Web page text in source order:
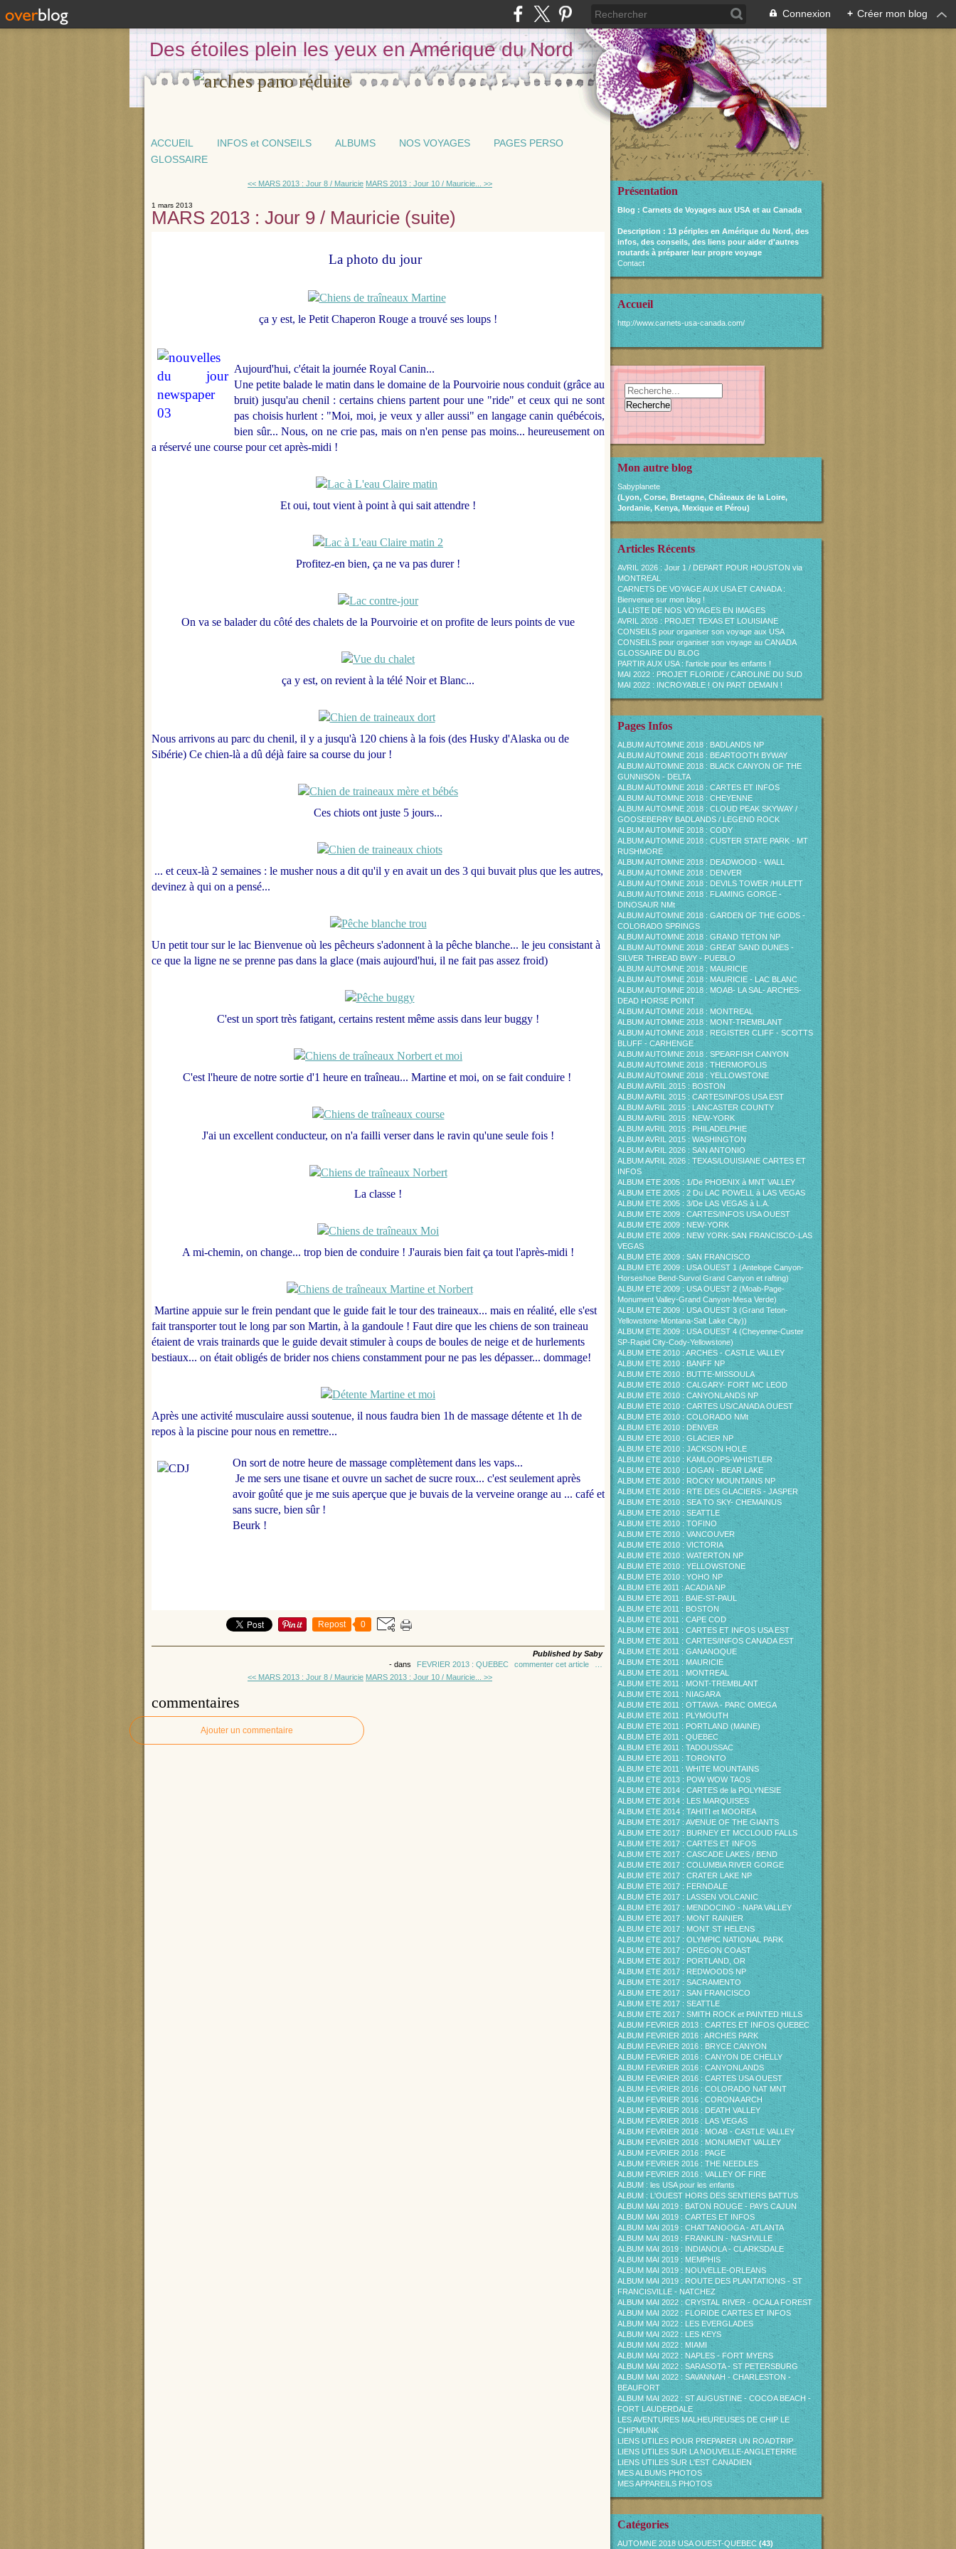
Connexion + Créer mon blog
Des étoiles plein les yeux en Amérique du Nord
ACCUEIL INFOS et CONSEILS ALBUMS NOS VOYAGES
PAGES PERSO
GLOSSAIRE
<< MARS 2013 : Jour 8 / Mauricie MARS 2013 : Jour 10 / Mauricie... >>
1 mars 2013
MARS 2013 : Jour 9 / Mauricie (suite)
La photo du jour
ça y est, le Petit Chaperon Rouge a trouvé ses loups !
Aujourd'hui, c'était la journée Royal Canin...
Une petite balade le matin dans le domaine de la Pourvoirie nous conduit (grâce au
bruit) jusqu'au chenil : certains chiens partent pour une "ride" et ceux qui ne sont
pas choisis hurlent : "Moi, moi, je veux y aller aussi" en langage canin québécois,
bien sûr... Nous, on ne crie pas, mais on n'en pense pas moins... heureusement on
a réservé une course pour cet après-midi !
Et oui, tout vient à point à qui sait attendre !
Profitez-en bien, ça ne va pas durer !
On va se balader du côté des chalets de la Pourvoirie et on profite de leurs points de vue
ça y est, on revient à la télé Noir et Blanc...
Nous arrivons au parc du chenil, il y a jusqu'à 120 chiens à la fois (des Husky d'Alaska ou de
Sibérie) Ce chien-là a dû déjà faire sa course du jour !
Ces chiots ont juste 5 jours...
... et ceux-là 2 semaines : le musher nous a dit qu'il y en avait un des 3 qui buvait plus que les autres,
devinez à qui on a pensé...
Un petit tour sur le lac Bienvenue où les pêcheurs s'adonnent à la pêche blanche... le jeu consistant à
ce que la ligne ne se prenne pas dans la glace (mais aujourd'hui, il ne fait pas assez froid)
C'est un sport très fatigant, certains restent même assis dans leur buggy !
C'est l'heure de notre sortie d'1 heure en traîneau... Martine et moi, on se fait conduire !
J'ai un excellent conducteur, on n'a failli verser dans le ravin qu'une seule fois !
La classe !
A mi-chemin, on change... trop bien de conduire ! J'aurais bien fait ça tout l'après-midi !
Martine appuie sur le frein pendant que le guide fait le tour des traineaux... mais en réalité, elle s'est
fait transporter tout le long par son Martin, à la gandoule ! Faut dire que les chiens de son traineau
étaient de vrais trainards que le guide devait stimuler à coups de boules de neige et de hurlements
bestiaux... on était obligés de brider nos chiens constamment pour ne pas les dépasser... dommage!
Après une activité musculaire aussi soutenue, il nous faudra bien 1h de massage détente et 1h de
repos à la piscine pour nous en remettre...
On sort de notre heure de massage complètement dans les vaps...
Je me sers une tisane et ouvre un sachet de sucre roux... c'est seulement après
avoir goûté que je me suis aperçue que je buvais de la verveine orange au ... café et
sans sucre, bien sûr !
Beurk !
Repost 0
Published by Saby
- dans FEVRIER 2013 : QUEBEC commenter cet article
<< MARS 2013 : Jour 8 / Mauricie MARS 2013 : Jour 10 / Mauricie... >>
commentaires
Ajouter un commentaire
Présentation
Blog : Carnets de Voyages aux USA et au Canada
Description : 13 périples en Amérique du Nord, des
infos, des conseils, des liens pour aider d'autres
routards à préparer leur propre voyage
Contact
Accueil
http://www.carnets-usa-canada.com/
Mon autre blog
Sabyplanete
(Lyon, Corse, Bretagne, Châteaux de la Loire,
Jordanie, Kenya, Mexique et Pérou)
Articles Récents
AVRIL 2026 : Jour 1 / DEPART POUR HOUSTON via
MONTREAL
CARNETS DE VOYAGE AUX USA ET CANADA :
Bienvenue sur mon blog !
LA LISTE DE NOS VOYAGES EN IMAGES
AVRIL 2026 : PROJET TEXAS ET LOUISIANE
CONSEILS pour organiser son voyage aux USA
CONSEILS pour organiser son voyage au CANADA
GLOSSAIRE DU BLOG
PARTIR AUX USA : l'article pour les enfants !
MAI 2022 : PROJET FLORIDE / CAROLINE DU SUD
MAI 2022 : INCROYABLE ! ON PART DEMAIN !
Pages Infos
ALBUM AUTOMNE 2018 : BADLANDS NP
ALBUM AUTOMNE 2018 : BEARTOOTH BYWAY
ALBUM AUTOMNE 2018 : BLACK CANYON OF THE
GUNNISON - DELTA
ALBUM AUTOMNE 2018 : CARTES ET INFOS
ALBUM AUTOMNE 2018 : CHEYENNE
ALBUM AUTOMNE 2018 : CLOUD PEAK SKYWAY /
GOOSEBERRY BADLANDS / LEGEND ROCK
ALBUM AUTOMNE 2018 : CODY
ALBUM AUTOMNE 2018 : CUSTER STATE PARK - MT
RUSHMORE
ALBUM AUTOMNE 2018 : DEADWOOD - WALL
ALBUM AUTOMNE 2018 : DENVER
ALBUM AUTOMNE 2018 : DEVILS TOWER /HULETT
ALBUM AUTOMNE 2018 : FLAMING GORGE -
DINOSAUR NMt
ALBUM AUTOMNE 2018 : GARDEN OF THE GODS -
COLORADO SPRINGS
ALBUM AUTOMNE 2018 : GRAND TETON NP
ALBUM AUTOMNE 2018 : GREAT SAND DUNES -
SILVER THREAD BWY - PUEBLO
ALBUM AUTOMNE 2018 : MAURICIE
ALBUM AUTOMNE 2018 : MAURICIE - LAC BLANC
ALBUM AUTOMNE 2018 : MOAB- LA SAL- ARCHES-
DEAD HORSE POINT
ALBUM AUTOMNE 2018 : MONTREAL
ALBUM AUTOMNE 2018 : MONT-TREMBLANT
ALBUM AUTOMNE 2018 : REGISTER CLIFF - SCOTTS
BLUFF - CARHENGE
ALBUM AUTOMNE 2018 : SPEARFISH CANYON
ALBUM AUTOMNE 2018 : THERMOPOLIS
ALBUM AUTOMNE 2018 : YELLOWSTONE
ALBUM AVRIL 2015 : BOSTON
ALBUM AVRIL 2015 : CARTES/INFOS USA EST
ALBUM AVRIL 2015 : LANCASTER COUNTY
ALBUM AVRIL 2015 : NEW-YORK
ALBUM AVRIL 2015 : PHILADELPHIE
ALBUM AVRIL 2015 : WASHINGTON
ALBUM AVRIL 2026 : SAN ANTONIO
ALBUM AVRIL 2026 : TEXAS/LOUISIANE CARTES ET
INFOS
ALBUM ETE 2005 : 1/De PHOENIX à MNT VALLEY
ALBUM ETE 2005 : 2 Du LAC POWELL à LAS VEGAS
ALBUM ETE 2005 : 3/De LAS VEGAS à L.A.
ALBUM ETE 2009 : CARTES/INFOS USA OUEST
ALBUM ETE 2009 : NEW-YORK
ALBUM ETE 2009 : NEW YORK-SAN FRANCISCO-LAS
VEGAS
ALBUM ETE 2009 : SAN FRANCISCO
ALBUM ETE 2009 : USA OUEST 1 (Antelope Canyon-
Horseshoe Bend-Survol Grand Canyon et rafting)
ALBUM ETE 2009 : USA OUEST 2 (Moab-Page-
Monument Valley-Grand Canyon-Mesa Verde)
ALBUM ETE 2009 : USA OUEST 3 (Grand Teton-
Yellowstone-Montana-Salt Lake City))
ALBUM ETE 2009 : USA OUEST 4 (Cheyenne-Custer
SP-Rapid City-Cody-Yellowstone)
ALBUM ETE 2010 : ARCHES - CASTLE VALLEY
ALBUM ETE 2010 : BANFF NP
ALBUM ETE 2010 : BUTTE-MISSOULA
ALBUM ETE 2010 : CALGARY- FORT MC LEOD
ALBUM ETE 2010 : CANYONLANDS NP
ALBUM ETE 2010 : CARTES US/CANADA OUEST
ALBUM ETE 2010 : COLORADO NMt
ALBUM ETE 2010 : DENVER
ALBUM ETE 2010 : GLACIER NP
ALBUM ETE 2010 : JACKSON HOLE
ALBUM ETE 2010 : KAMLOOPS-WHISTLER
ALBUM ETE 2010 : LOGAN - BEAR LAKE
ALBUM ETE 2010 : ROCKY MOUNTAINS NP
ALBUM ETE 2010 : RTE DES GLACIERS - JASPER
ALBUM ETE 2010 : SEA TO SKY- CHEMAINUS
ALBUM ETE 2010 : SEATTLE
ALBUM ETE 2010 : TOFINO
ALBUM ETE 2010 : VANCOUVER
ALBUM ETE 2010 : VICTORIA
ALBUM ETE 2010 : WATERTON NP
ALBUM ETE 2010 : YELLOWSTONE
ALBUM ETE 2010 : YOHO NP
ALBUM ETE 2011 : ACADIA NP
ALBUM ETE 2011 : BAIE-ST-PAUL
ALBUM ETE 2011 : BOSTON
ALBUM ETE 2011 : CAPE COD
ALBUM ETE 2011 : CARTES ET INFOS USA EST
ALBUM ETE 2011 : CARTES/INFOS CANADA EST
ALBUM ETE 2011 : GANANOQUE
ALBUM ETE 2011 : MAURICIE
ALBUM ETE 2011 : MONTREAL
ALBUM ETE 2011 : MONT-TREMBLANT
ALBUM ETE 2011 : NIAGARA
ALBUM ETE 2011 : OTTAWA - PARC OMEGA
ALBUM ETE 2011 : PLYMOUTH
ALBUM ETE 2011 : PORTLAND (MAINE)
ALBUM ETE 2011 : QUEBEC
ALBUM ETE 2011 : TADOUSSAC
ALBUM ETE 2011 : TORONTO
ALBUM ETE 2011 : WHITE MOUNTAINS
ALBUM ETE 2013 : POW WOW TAOS
ALBUM ETE 2014 : CARTES de la POLYNESIE
ALBUM ETE 2014 : LES MARQUISES
ALBUM ETE 2014 : TAHITI et MOOREA
ALBUM ETE 2017 : AVENUE OF THE GIANTS
ALBUM ETE 2017 : BURNEY ET MCCLOUD FALLS
ALBUM ETE 2017 : CARTES ET INFOS
ALBUM ETE 2017 : CASCADE LAKES / BEND
ALBUM ETE 2017 : COLUMBIA RIVER GORGE
ALBUM ETE 2017 : CRATER LAKE NP
ALBUM ETE 2017 : FERNDALE
ALBUM ETE 2017 : LASSEN VOLCANIC
ALBUM ETE 2017 : MENDOCINO - NAPA VALLEY
ALBUM ETE 2017 : MONT RAINIER
ALBUM ETE 2017 : MONT ST HELENS
ALBUM ETE 2017 : OLYMPIC NATIONAL PARK
ALBUM ETE 2017 : OREGON COAST
ALBUM ETE 2017 : PORTLAND, OR
ALBUM ETE 2017 : REDWOODS NP
ALBUM ETE 2017 : SACRAMENTO
ALBUM ETE 2017 : SAN FRANCISCO
ALBUM ETE 2017 : SEATTLE
ALBUM ETE 2017 : SMITH ROCK et PAINTED HILLS
ALBUM FEVRIER 2013 : CARTES ET INFOS QUEBEC
ALBUM FEVRIER 2016 : ARCHES PARK
ALBUM FEVRIER 2016 : BRYCE CANYON
ALBUM FEVRIER 2016 : CANYON DE CHELLY
ALBUM FEVRIER 2016 : CANYONLANDS
ALBUM FEVRIER 2016 : CARTES USA OUEST
ALBUM FEVRIER 2016 : COLORADO NAT MNT
ALBUM FEVRIER 2016 : CORONA ARCH
ALBUM FEVRIER 2016 : DEATH VALLEY
ALBUM FEVRIER 2016 : LAS VEGAS
ALBUM FEVRIER 2016 : MOAB - CASTLE VALLEY
ALBUM FEVRIER 2016 : MONUMENT VALLEY
ALBUM FEVRIER 2016 : PAGE
ALBUM FEVRIER 2016 : THE NEEDLES
ALBUM FEVRIER 2016 : VALLEY OF FIRE
ALBUM : les USA pour les enfants
ALBUM : L'OUEST HORS DES SENTIERS BATTUS
ALBUM MAI 2019 : BATON ROUGE - PAYS CAJUN
ALBUM MAI 2019 : CARTES ET INFOS
ALBUM MAI 2019 : CHATTANOOGA - ATLANTA
ALBUM MAI 2019 : FRANKLIN - NASHVILLE
ALBUM MAI 2019 : INDIANOLA - CLARKSDALE
ALBUM MAI 2019 : MEMPHIS
ALBUM MAI 2019 : NOUVELLE-ORLEANS
ALBUM MAI 2019 : ROUTE DES PLANTATIONS - ST
FRANCISVILLE - NATCHEZ
ALBUM MAI 2022 : CRYSTAL RIVER - OCALA FOREST
ALBUM MAI 2022 : FLORIDE CARTES ET INFOS
ALBUM MAI 2022 : LES EVERGLADES
ALBUM MAI 2022 : LES KEYS
ALBUM MAI 2022 : MIAMI
ALBUM MAI 2022 : NAPLES - FORT MYERS
ALBUM MAI 2022 : SARASOTA - ST PETERSBURG
ALBUM MAI 2022 : SAVANNAH - CHARLESTON -
BEAUFORT
ALBUM MAI 2022 : ST AUGUSTINE - COCOA BEACH -
FORT LAUDERDALE
LES AVENTURES MALHEUREUSES DE CHIP LE
CHIPMUNK
LIENS UTILES POUR PREPARER UN ROADTRIP
LIENS UTILES SUR LA NOUVELLE-ANGLETERRE
LIENS UTILES SUR L'EST CANADIEN
MES ALBUMS PHOTOS
MES APPAREILS PHOTOS
Catégories
AUTOMNE 2018 USA OUEST-QUEBEC (43)